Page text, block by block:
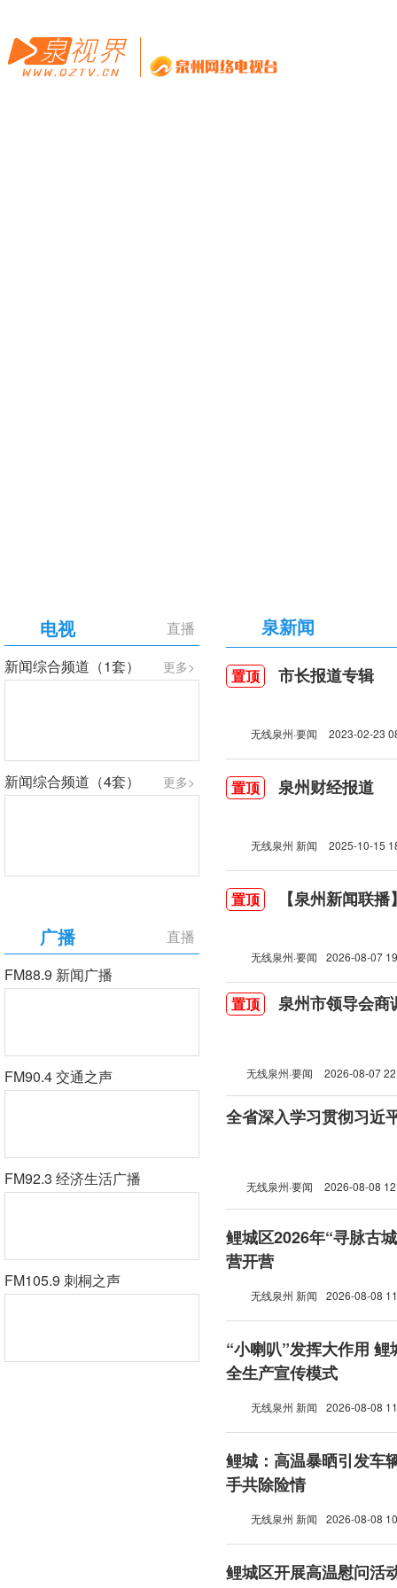
直播
电视
更多>
新闻综合频道（1套）
更多>
新闻综合频道（4套）
直播
广播
FM88.9 新闻广播
FM90.4 交通之声
FM92.3 经济生活广播
FM105.9 刺桐之声
泉新闻
置顶 市长报道专辑
无线泉州·要闻 2023-02-23
置顶 泉州财经报道
无线泉州 新闻 2025-10-15
置顶 【泉州新闻联
无线泉州·要闻 2026-08-07
置顶 泉州市领导会商
无线泉州·要闻 2026-08-07
无线泉州·要闻 2026-08-08
鲤城区2026年“寻脉古
营开营
无线泉州 新闻 2026-08-08
“小喇叭”发挥大作用
全生产宣传模式
无线泉州 新闻 2026-08-08
鲤城：高温暴晒引发车
手共除险情
无线泉州 新闻 2026-08-08
鲤城区开展高温慰问活